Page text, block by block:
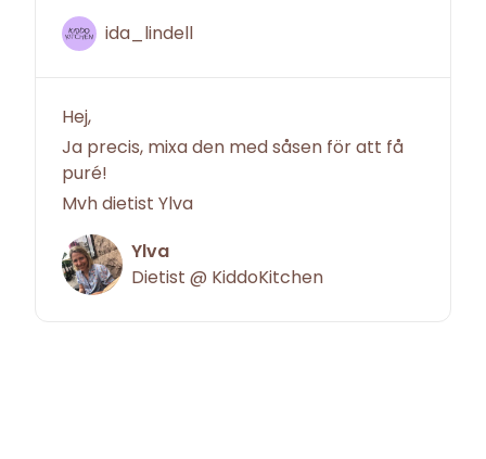
ida_lindell
Hej,
Ja precis, mixa den med såsen för att få
puré!
Mvh dietist Ylva
Ylva
Dietist @ KiddoKitchen